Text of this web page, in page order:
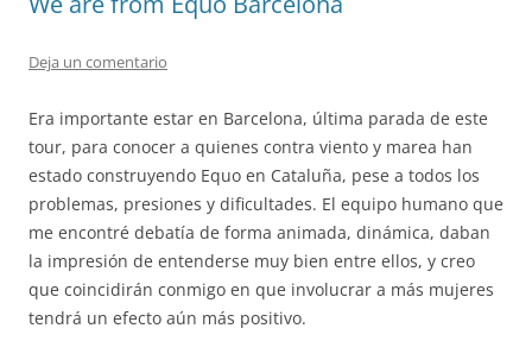
Deja un comentario
Era importante estar en Barcelona, última parada de este
tour, para conocer a quienes contra viento y marea han
estado construyendo Equo en Cataluña, pese a todos los
problemas, presiones y dificultades. El equipo humano que
me encontré debatía de forma animada, dinámica, daban
la impresión de entenderse muy bien entre ellos, y creo
que coincidirán conmigo en que involucrar a más mujeres
tendrá un efecto aún más positivo.